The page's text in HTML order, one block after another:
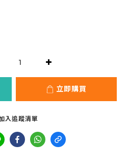
立即購買
入追蹤清單